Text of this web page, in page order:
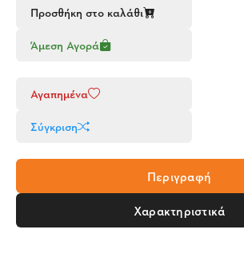
Προσθήκη στο καλάθι
Άμεση Αγορά
Αγαπημένα
Σύγκριση
Περιγραφή
Χαρακτηριστικά